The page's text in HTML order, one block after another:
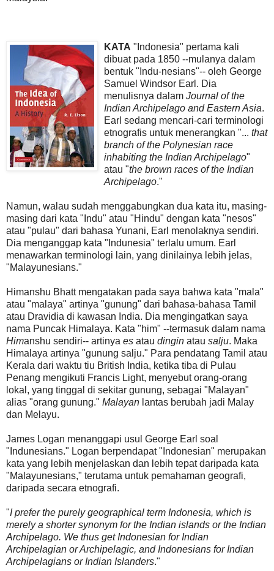
KATA "Indonesia" pertama kali
dibuat pada 1850 --mulanya dalam
bentuk "Indu-nesians"-- oleh George
Samuel Windsor Earl. Dia
menulisnya dalam Journal of the
Indian Archipelago and Eastern Asia.
Earl sedang mencari-cari terminologi
etnografis untuk menerangkan "... that
branch of the Polynesian race
inhabiting the Indian Archipelago"
atau "the brown races of the Indian
Archipelago."
Namun, walau sudah menggabungkan dua kata itu, masing-
masing dari kata "Indu" atau "Hindu" dengan kata "nesos"
atau "pulau" dari bahasa Yunani, Earl menolaknya sendiri.
Dia menganggap kata "Indunesia" terlalu umum. Earl
menawarkan terminologi lain, yang dinilainya lebih jelas,
"Malayunesians."
Himanshu Bhatt mengatakan pada saya bahwa kata "mala"
atau "malaya" artinya "gunung" dari bahasa-bahasa Tamil
atau Dravidia di kawasan India. Dia mengingatkan saya
nama Puncak Himalaya. Kata "him" --termasuk dalam nama
Himanshu sendiri-- artinya es atau dingin atau salju. Maka
Himalaya artinya "gunung salju." Para pendatang Tamil atau
Kerala dari waktu tiu British India, ketika tiba di Pulau
Penang mengikuti Francis Light, menyebut orang-orang
lokal, yang tinggal di sekitar gunung, sebagai "Malayan"
alias "orang gunung." Malayan lantas berubah jadi Malay
dan Melayu.
James Logan menanggapi usul George Earl soal
"Indunesians." Logan berpendapat "Indonesian" merupakan
kata yang lebih menjelaskan dan lebih tepat daripada kata
"Malayunesians," terutama untuk pemahaman geografi,
daripada secara etnografi.
"I prefer the purely geographical term Indonesia, which is
merely a shorter synonym for the Indian islands or the Indian
Archipelago. We thus get Indonesian for Indian
Archipelagian or Archipelagic, and Indonesians for Indian
Archipelagians or Indian Islanders."